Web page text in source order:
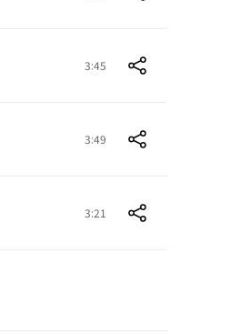
3:45
3:49
3:21